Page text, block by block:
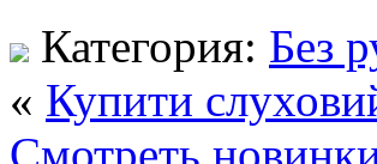
Категория: Без
« Купити
Смотреть